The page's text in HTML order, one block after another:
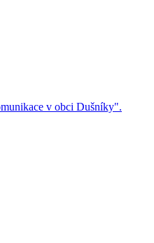
v obci Dušníky".